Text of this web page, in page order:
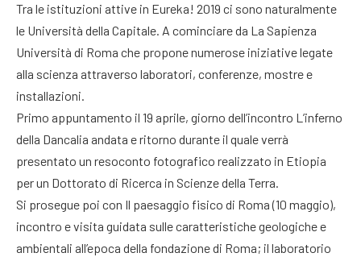
Tra le istituzioni attive in Eureka! 2019 ci sono naturalmente
le Università della Capitale. A cominciare da La Sapienza
Università di Roma che propone numerose iniziative legate
alla scienza attraverso laboratori, conferenze, mostre e
installazioni.
Primo appuntamento il 19 aprile, giorno dell’incontro L’inferno
della Dancalia andata e ritorno durante il quale verrà
presentato un resoconto fotografico realizzato in Etiopia
per un Dottorato di Ricerca in Scienze della Terra.
Si prosegue poi con Il paesaggio fisico di Roma (10 maggio),
incontro e visita guidata sulle caratteristiche geologiche e
ambientali all’epoca della fondazione di Roma; il laboratorio